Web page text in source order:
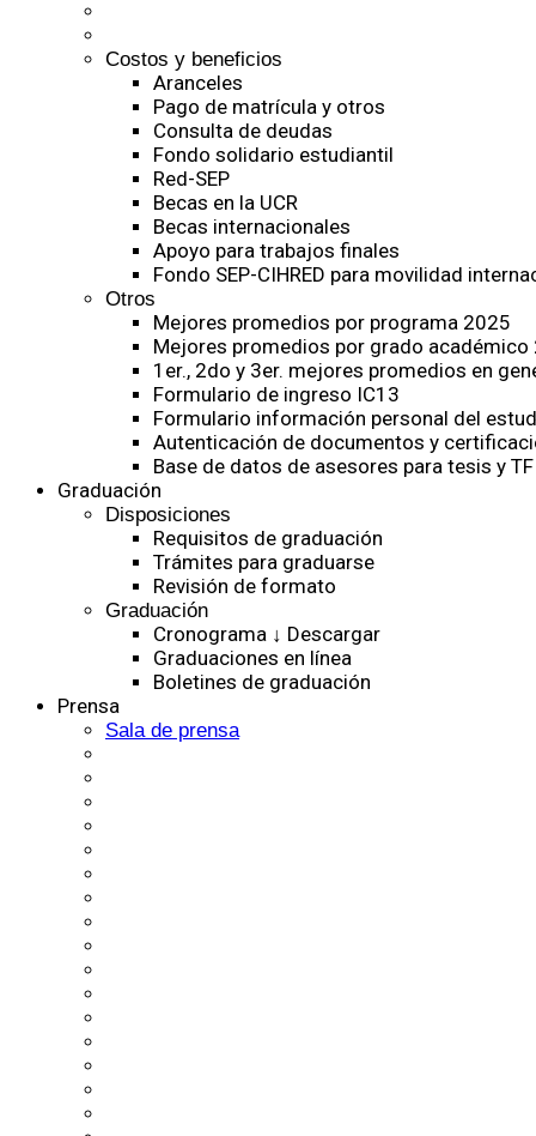
Costos y beneficios
Aranceles
Pago de matrícula y otros
Consulta de deudas
Fondo solidario estudiantil
Red-SEP
Becas en la UCR
Becas internacionales
Apoyo para trabajos finales
Fondo SEP-CIHRED para movilidad
Otros
Mejores promedios por programa 2025
Mejores promedios por grado académico
1er., 2do y 3er. mejores promedios en
Formulario de ingreso IC13
Formulario información personal del
Autenticación de documentos y
Base de datos de asesores para tesis y
Graduación
Disposiciones
Requisitos de graduación
Trámites para graduarse
Revisión de formato
Graduación
Cronograma ↓ Descargar
Graduaciones en línea
Boletines de graduación
Prensa
Sala de prensa